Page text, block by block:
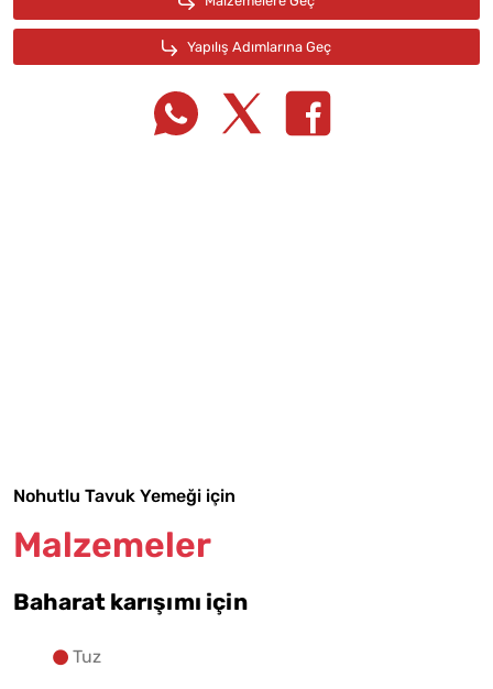
Nohutlu Tavuk Yemeği için
Malzemeler
Baharat karışımı için
Tuz